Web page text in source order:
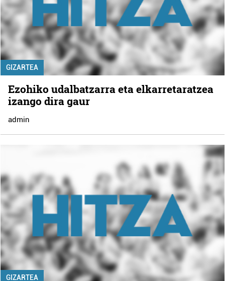
GIZARTEA
Ezohiko udalbatzarra eta elkarretaratzea
izango dira gaur
admin
GIZARTEA